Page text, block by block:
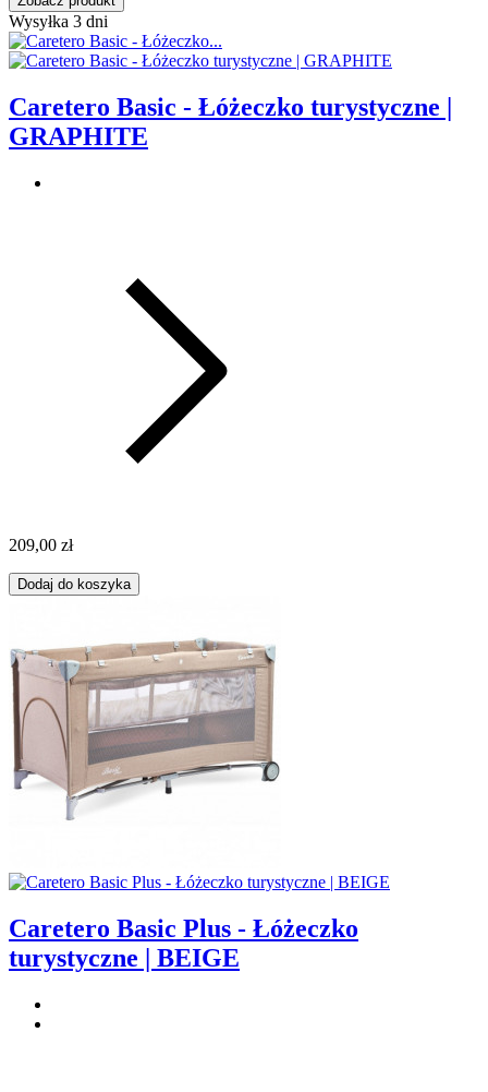
Wysyłka 3 dni
Caretero Basic - Łóżeczko turystyczne |
GRAPHITE
209,00 zł
Dodaj do koszyka
Caretero Basic Plus - Łóżeczko
turystyczne | BEIGE